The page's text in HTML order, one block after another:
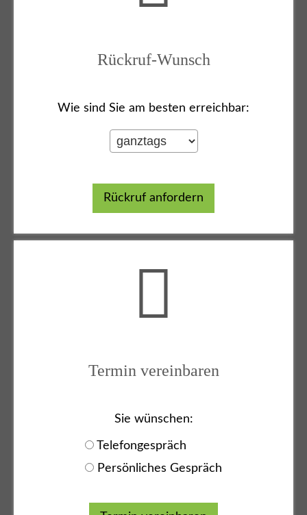
Rückruf-Wunsch
Wie sind Sie am besten erreichbar:
Termin vereinbaren
Sie wünschen:
Telefongespräch
Persönliches Gespräch